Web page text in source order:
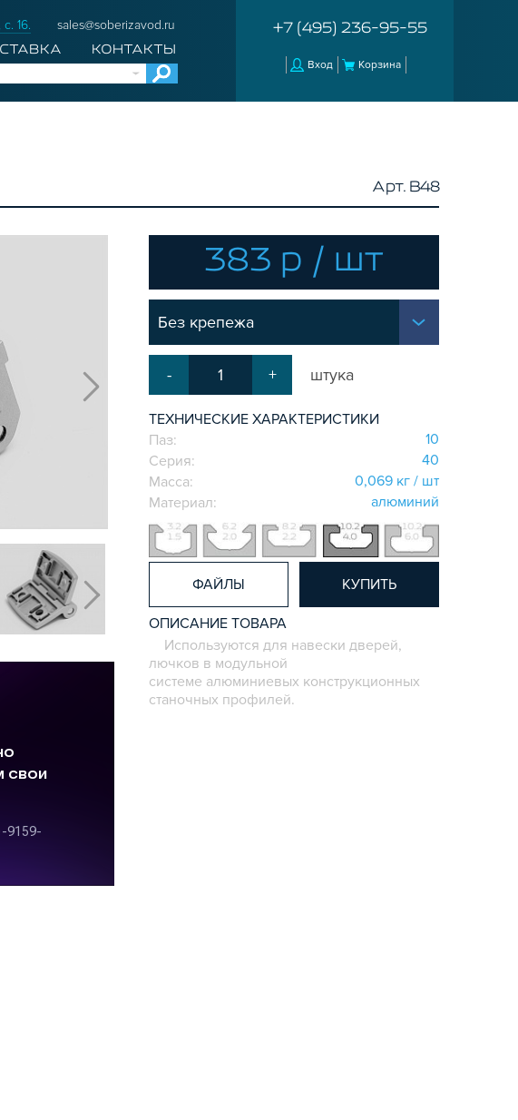
16. sales@soberizavod.ru
КОНТАКТЫ
+7 (495) 236-95-55
Вход Корзина
Арт. B48
383 р / шт
Без крепежа
- + штука
ТЕХНИЧЕСКИЕ ХАРАКТЕРИСТИКИ
Паз:
10
Серия:
40
Масса:
0,069 кг / шт
Материал:
алюминий
ФАЙЛЫ КУПИТЬ
ОПИСАНИЕ ТОВАРА
Используются для навески дверей,
лючков в модульной
системе алюминиевых конструкционных
станочных профилей.